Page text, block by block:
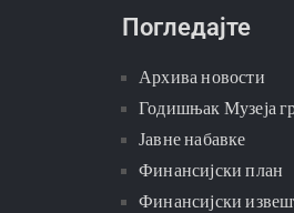
Погледајте
Архива новости
Годишњак Музеја
Јавне набавке
Финансијски план
Финансијски